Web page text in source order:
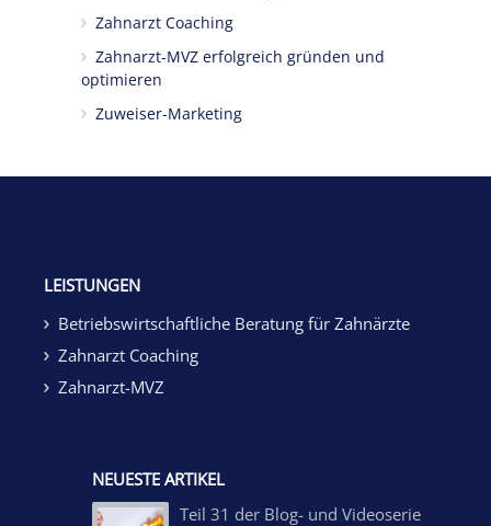
Zahnarzt Coaching
Zahnarzt-MVZ erfolgreich gründen und
optimieren
Zuweiser-Marketing
LEISTUNGEN
Betriebswirtschaftliche Beratung für Zahnärzte
Zahnarzt Coaching
Zahnarzt-MVZ
NEUESTE ARTIKEL
Teil 31 der Blog- und Videoserie